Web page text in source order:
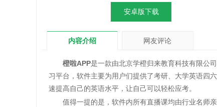
安卓版下载
内容介绍 网友评论
橙啦APP是一款由北京学橙归来教育科技有限公
习平台，软件主要为用户们提供了考研、大学英语四
速提高自己的英语水平，让自己可以轻松应考。
值得一提的是，软件内所有直播课均由行业名师亲